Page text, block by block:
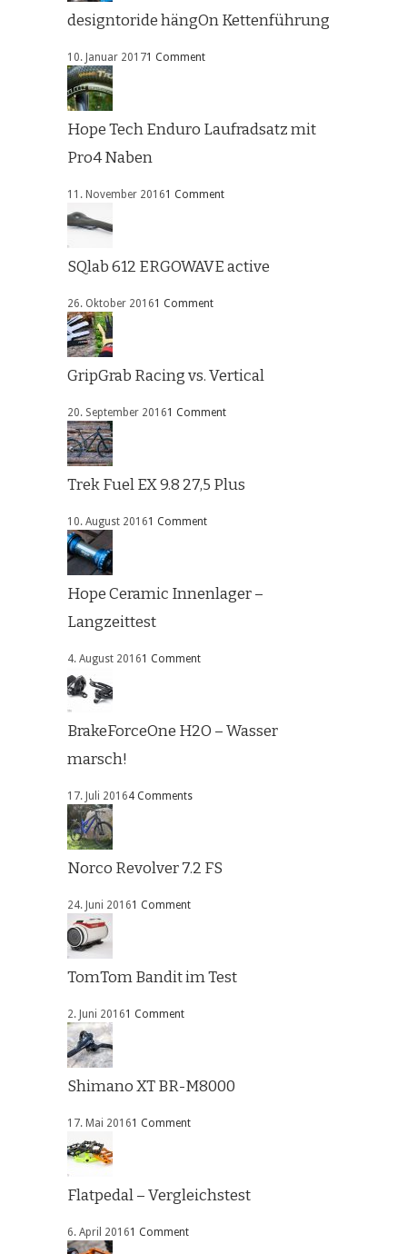
designtoride hängOn Kettenführung
10. Januar 20171 Comment
Hope Tech Enduro Laufradsatz mit
Pro4 Naben
11. November 20161 Comment
SQlab 612 ERGOWAVE active
26. Oktober 20161 Comment
GripGrab Racing vs. Vertical
20. September 20161 Comment
Trek Fuel EX 9.8 27,5 Plus
10. August 20161 Comment
Hope Ceramic Innenlager –
Langzeittest
4. August 20161 Comment
BrakeForceOne H2O – Wasser
marsch!
17. Juli 20164 Comments
Norco Revolver 7.2 FS
24. Juni 20161 Comment
TomTom Bandit im Test
2. Juni 20161 Comment
Shimano XT BR-M8000
17. Mai 20161 Comment
Flatpedal – Vergleichstest
6. April 20161 Comment